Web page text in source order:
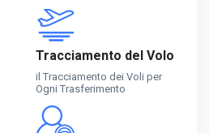
Tracciamento del Volo
il Tracciamento dei Voli per
Ogni Trasferimento